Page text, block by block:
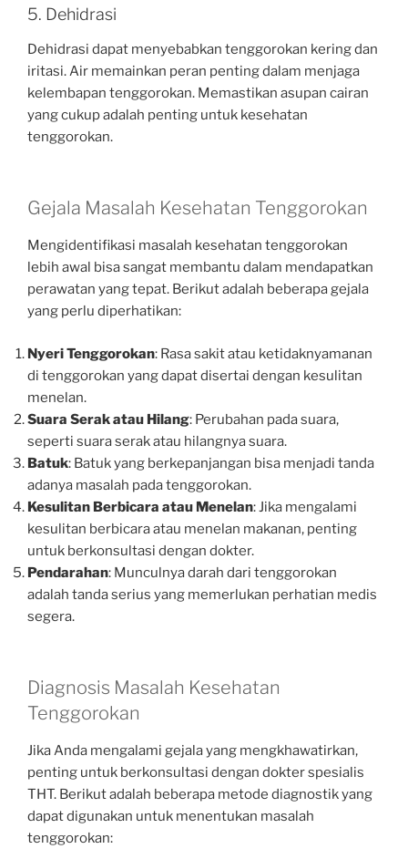
5. Dehidrasi
Dehidrasi dapat menyebabkan tenggorokan kering dan
iritasi. Air memainkan peran penting dalam menjaga
kelembapan tenggorokan. Memastikan asupan cairan
yang cukup adalah penting untuk kesehatan
tenggorokan.
Gejala Masalah Kesehatan Tenggorokan
Mengidentifikasi masalah kesehatan tenggorokan
lebih awal bisa sangat membantu dalam mendapatkan
perawatan yang tepat. Berikut adalah beberapa gejala
yang perlu diperhatikan:
Nyeri Tenggorokan: Rasa sakit atau ketidaknyamanan
di tenggorokan yang dapat disertai dengan kesulitan
menelan.
Suara Serak atau Hilang: Perubahan pada suara,
seperti suara serak atau hilangnya suara.
Batuk: Batuk yang berkepanjangan bisa menjadi tanda
adanya masalah pada tenggorokan.
Kesulitan Berbicara atau Menelan: Jika mengalami
kesulitan berbicara atau menelan makanan, penting
untuk berkonsultasi dengan dokter.
Pendarahan: Munculnya darah dari tenggorokan
adalah tanda serius yang memerlukan perhatian medis
segera.
Diagnosis Masalah Kesehatan
Tenggorokan
Jika Anda mengalami gejala yang mengkhawatirkan,
penting untuk berkonsultasi dengan dokter spesialis
THT. Berikut adalah beberapa metode diagnostik yang
dapat digunakan untuk menentukan masalah
tenggorokan: